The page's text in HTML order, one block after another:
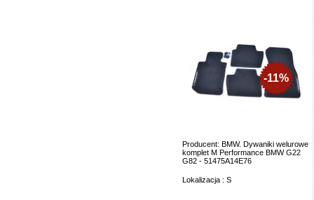
Producent: BMW. Dywaniki welurowe
komplet M Performance BMW G22
G82 - 51475A14E76
Lokalizacja : S
-11%